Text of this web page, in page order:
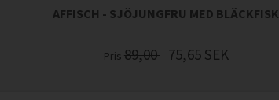
AFFISCH - SJÖJUNGFRU MED BLÄCKFISK
Pris 89,00 75,65 SEK